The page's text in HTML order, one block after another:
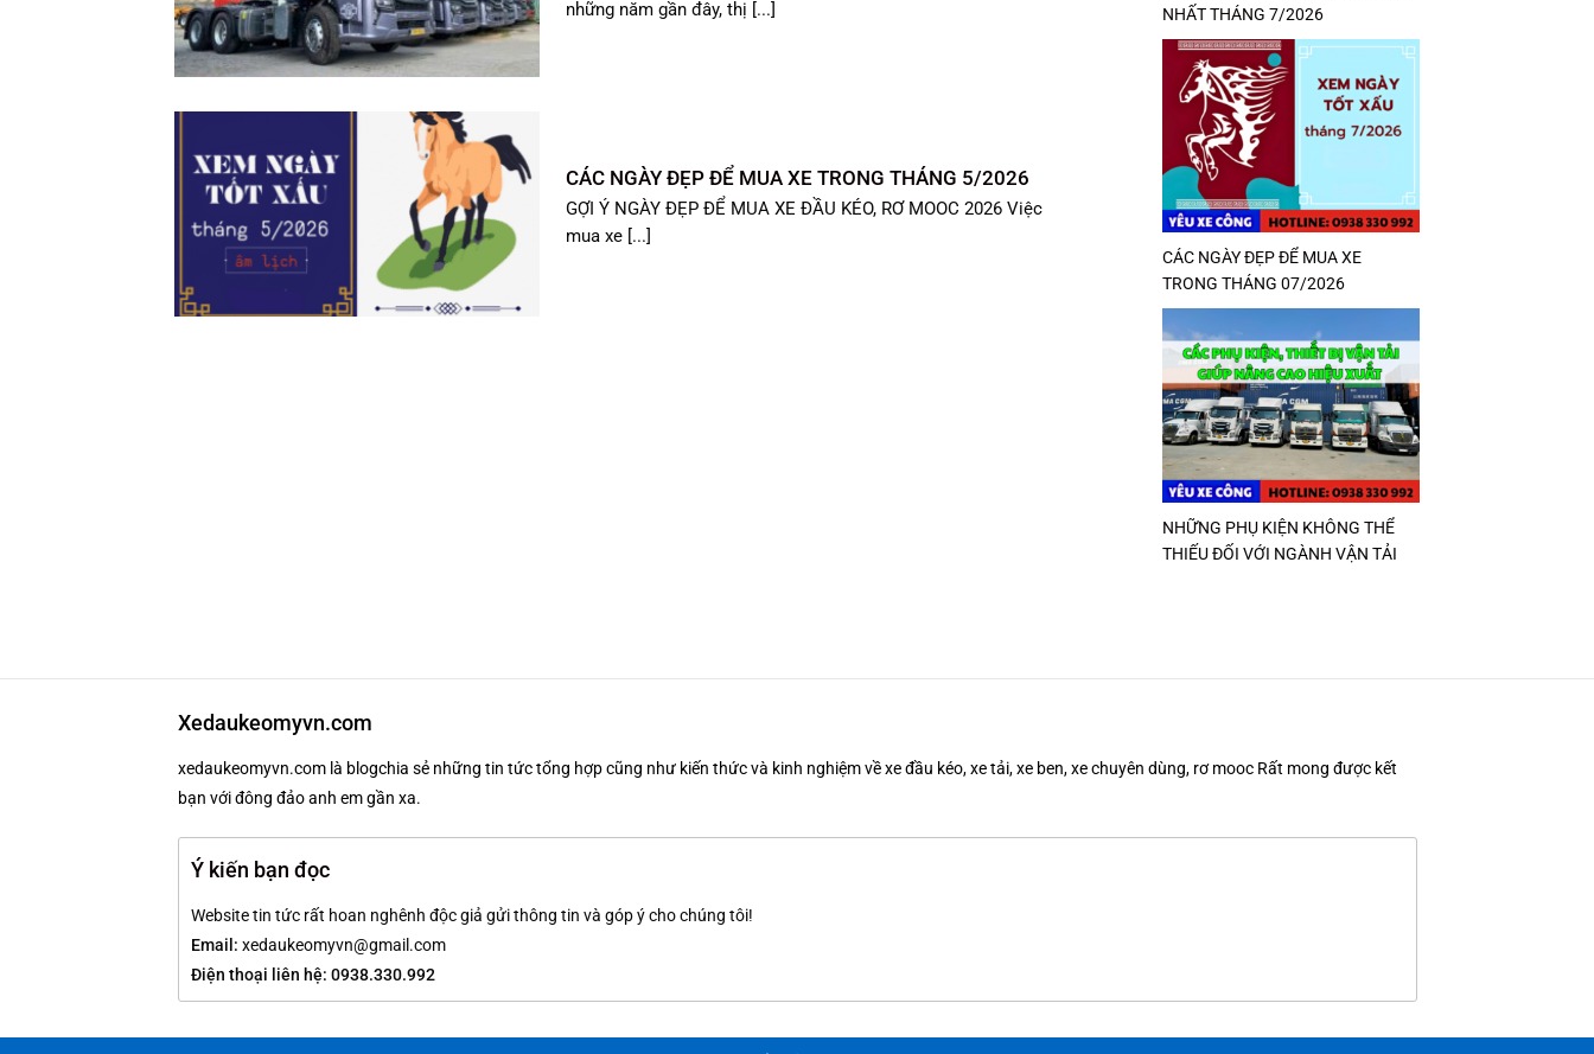
những năm gần đây, thị [...]
CÁC NGÀY ĐẸP ĐỂ MUA XE TRONG THÁNG 5/2026
GỢI Ý NGÀY ĐẸP ĐỂ MUA XE ĐẦU KÉO, RƠ MOOC 2026 Việc
mua xe [...]
NHẤT THÁNG 7/2026
CÁC NGÀY ĐẸP ĐỂ MUA XE
TRONG THÁNG 07/2026
NHỮNG PHỤ KIỆN KHÔNG THỂ
THIẾU ĐỐI VỚI NGÀNH VẬN TẢI
Xedaukeomyvn.com
xedaukeomyvn.com là blogchia sẻ những tin tức tổng hợp cũng như kiến thức và kinh nghiệm về xe đầu kéo, xe tải, xe ben, xe chuyên dùng, rơ mooc Rất mong được kết
bạn với đông đảo anh em gần xa.
Ý kiến bạn đọc
Website tin tức rất hoan nghênh độc giả gửi thông tin và góp ý cho chúng tôi!
Email: xedaukeomyvn@gmail.com
Điện thoại liên hệ: 0938.330.992